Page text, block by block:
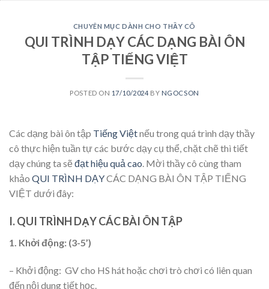
CHUYÊN MỤC DÀNH CHO THẦY CÔ
QUI TRÌNH DẠY CÁC DẠNG BÀI ÔN
TẬP TIẾNG VIỆT
POSTED ON 17/10/2024 BY NGOCSON
Các dạng bài ôn tập Tiếng Việtnếu trong quá trình dạy thầy
cô thực hiện tuần tự các bước dạy cụ thể, chặt chẽ thì tiết
dạy chúng ta sẽ đạt hiệu quả cao . Mời thầy cô cùng tham
khảo QUI TRÌNH DẠYCÁC DẠNG BÀI ÔN TẬP TIẾNG
VIỆT dưới đây:
I. QUI TRÌNH DẠY CÁC BÀI ÔN TẬP
1. Khởi động: (3-5’)
– Khởi động: GV cho HS hát hoặc chơi trò chơi có liên quan
đến nội dung tiết học.